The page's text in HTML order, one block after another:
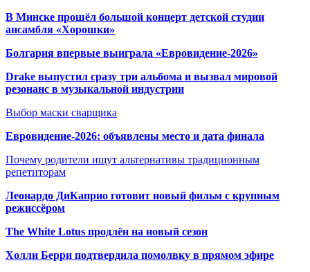
В Минске прошёл большой концерт детской студии
ансамбля «Хорошки»
Болгария впервые выиграла «Евровидение-2026»
Drake выпустил сразу три альбома и вызвал мировой
резонанс в музыкальной индустрии
Выбор маски сварщика
Евровидение-2026: объявлены место и дата финала
Почему родители ищут альтернативы традиционным
репетиторам
Леонардо ДиКаприо готовит новый фильм с крупным
режиссёром
The White Lotus продлён на новый сезон
Холли Берри подтвердила помолвку в прямом эфире